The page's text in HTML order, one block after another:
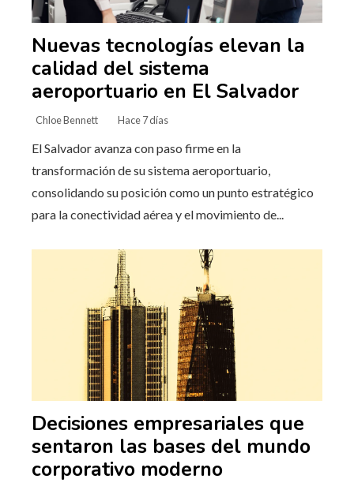
Nuevas tecnologías elevan la
calidad del sistema
aeroportuario en El Salvador
Chloe Bennett Hace 7 días
El Salvador avanza con paso firme en la
transformación de su sistema aeroportuario,
consolidando su posición como un punto estratégico
para la conectividad aérea y el movimiento de...
Decisiones empresariales que
sentaron las bases del mundo
corporativo moderno